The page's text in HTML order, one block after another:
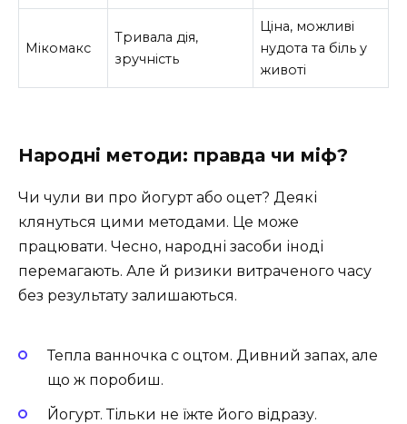
Мікомакс
Тривала дія,
зручність
Ціна, можливі
нудота та біль у
животі
Народні методи: правда чи міф?
Чи чули ви про йогурт або оцет? Деякі
клянуться цими методами. Це може
працювати. Чесно, народні засоби іноді
перемагають. Але й ризики витраченого часу
без результату залишаються.
Тепла ванночка с оцтом. Дивний запах, але
що ж поробиш.
Йогурт. Тільки не їжте його відразу.